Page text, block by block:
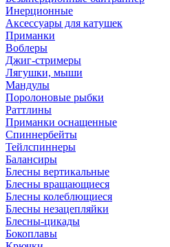
Инерционные
Аксессуары для катушек
Приманки
Воблеры
Джиг-стримеры
Лягушки, мыши
Мандулы
Поролоновые рыбки
Раттлины
Приманки оснащенные
Спиннербейты
Тейлспиннеры
Балансиры
Блесны вертикальные
Блесны вращающиеся
Блесны колеблющиеся
Блесны незацепляйки
Блесны-цикады
Бокоплавы